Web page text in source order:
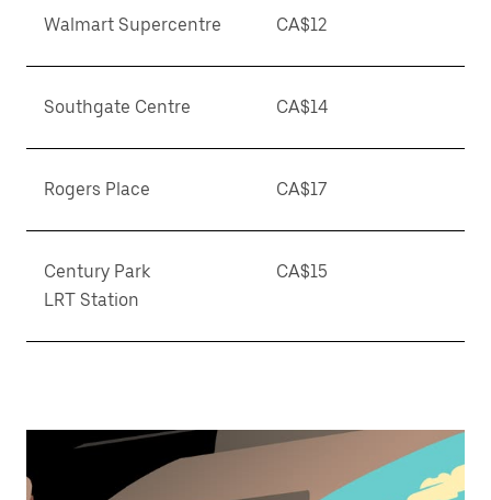
Walmart Supercentre CA$12
Southgate Centre CA$14
Rogers Place CA$17
Century Park
LRT Station
CA$15